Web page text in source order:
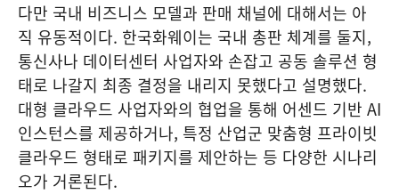
다만 국내 비즈니스 모델과 판매 채널에 대해서는 아
직 유동적이다. 한국화웨이는 국내 총판 체계를 둘지,
통신사나 데이터센터 사업자와 손잡고 공동 솔루션 형
태로 나갈지 최종 결정을 내리지 못했다고 설명했다.
대형 클라우드 사업자와의 협업을 통해 어센드 기반 AI
인스턴스를 제공하거나, 특정 산업군 맞춤형 프라이빗
클라우드 형태로 패키지를 제안하는 등 다양한 시나리
오가 거론된다.